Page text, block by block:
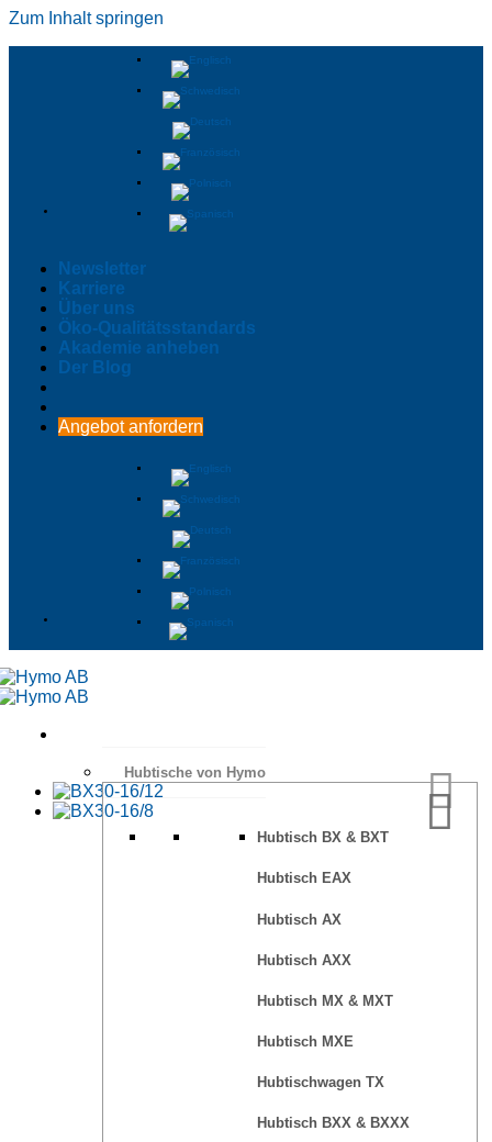
Zum Inhalt springen
Newsletter
Karriere
Über uns
Öko-Qualitätsstandards
Akademie anheben
Der Blog
Angebot anfordern
Hubtische von Hymo
Hubtisch BX & BXT
Hubtisch EAX
Hubtisch AX
Hubtisch AXX
Hubtisch MX & MXT
Hubtisch MXE
Hubtischwagen TX
Hubtisch BXX & BXXX